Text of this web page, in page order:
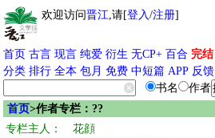
欢迎访问晋江,请[登入/注册]
首页 古言 现言 纯爱 衍生 无CP+ 百合 完结
分类 排行 全本 包月 免费 中短篇 APP 反馈
书名
作者
首页>作者专栏：??
专栏主人：ゞ花顔